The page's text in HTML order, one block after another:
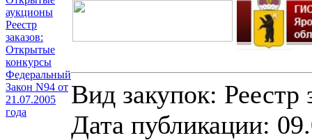
аукционы
Реестр
заказов:
Открытые
конкурсы
Федеральный
Закон N94 от
21.07.2005
года
Вид закупок:
Дата публикации: